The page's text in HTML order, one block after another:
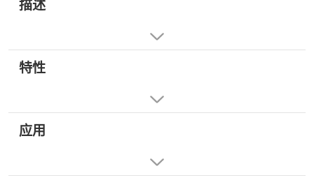
描述
特性
应用